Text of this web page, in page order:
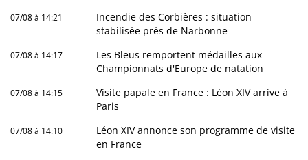
07/08 à 14:21
Incendie des Corbières : situation
stabilisée près de Narbonne
07/08 à 14:17
Les Bleus remportent médailles aux
Championnats d'Europe de natation
07/08 à 14:15
Visite papale en France : Léon XIV arrive à
Paris
07/08 à 14:10
Léon XIV annonce son programme de visite
en France